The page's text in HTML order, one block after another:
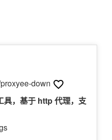
down
，基于 http 代理，支